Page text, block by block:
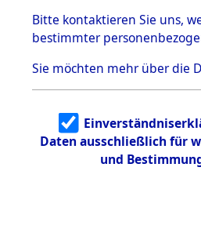
5.3.1 Alliierte
Erhebungen
zu
Todesmärsch
en
5.3.2
Identifizierun
g
5.3.3
Todesmärsch
Bitte kontaktieren Sie uns,
bestimmter
Sie möchten mehr über die
Daten ausschließlich für
und